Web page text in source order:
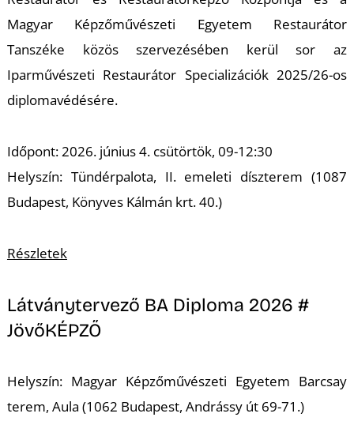
Magyar Képzőművészeti Egyetem Restaurátor
Tanszéke közös szervezésében kerül sor az
Iparművészeti Restaurátor Specializációk 2025/26-os
diplomavédésére.
Időpont: 2026. június 4. csütörtök, 09-12:30
Helyszín: Tündérpalota, II. emeleti díszterem (1087
Budapest, Könyves Kálmán krt. 40.)
Részletek
Látványtervező BA Diploma 2026 #
JövőKÉPZŐ
Helyszín: Magyar Képzőművészeti Egyetem Barcsay
terem, Aula (1062 Budapest, Andrássy út 69-71.)